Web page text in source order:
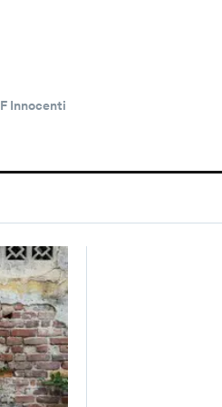
Innocenti